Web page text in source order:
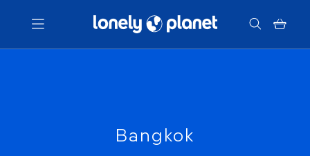
Menu
Bangkok